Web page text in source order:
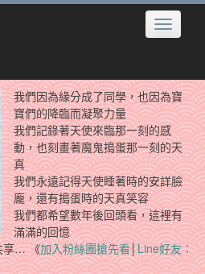
Toggle
我們因為緣分成了同學，也因為寶
寶們的降臨而凝聚力量
我們記錄著天使來臨那一刻的感
動，也刻畫著魔鬼搗蛋那一刻的天
真
我們永遠記得天使睡著時的安詳臉
龐，還有搗蛋時的天真笑容
我們都希望數年後回頭看，這裡有
滿滿的回憶
享… 《加入粉絲團搶先看│Line好友：